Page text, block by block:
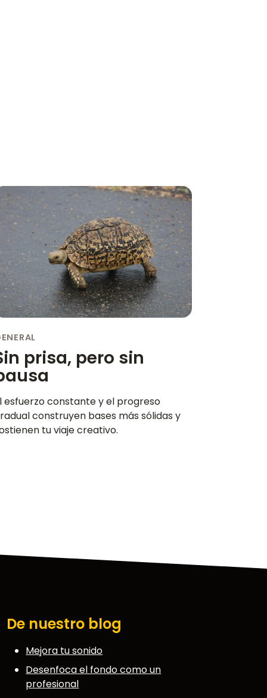
prisa, pero sin
esfuerzo constante y el progreso
construyen bases más sólidas y
tu viaje creativo.
De nuestro blog
Mejora tu sonido
Desenfoca el fondo como un
profesional